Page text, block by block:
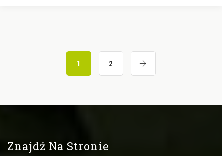
1 2
Znajdź Na Stronie